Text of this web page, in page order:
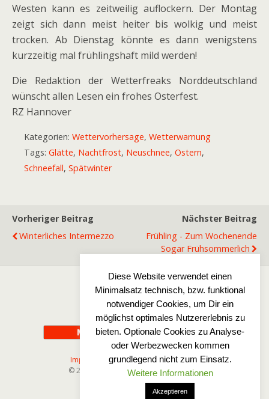
Westen kann es zeitweilig auflockern. Der Montag
zeigt sich dann meist heiter bis wolkig und meist
trocken. Ab Dienstag könnte es dann wenigstens
kurzzeitig mal frühlingshaft mild werden!
Die Redaktion der Wetterfreaks Norddeutschland
wünscht allen Lesen ein frohes Osterfest.
RZ Hannover
Kategorien: Wettervorhersage, Wetterwarnung
Tags: Glätte, Nachtfrost, Neuschnee, Ostern,
Schneefall, Spätwinter
Vorheriger Beitrag
Winterliches Intermezzo
Nächster Beitrag
Frühling - Zum Wochenende
Sogar Frühsommerlich
Zum Seitenanfang
Mobil Desktop
Impressum -Disclaimer- Datenschutz
© 2025 Wetterfreaks-Norddeutschland
Diese Website verwendet einen
Minimalsatz technisch, bzw. funktional
notwendiger Cookies, um Dir ein
möglichst optimales Nutzererlebnis zu
bieten. Optionale Cookies zu Analyse-
oder Werbezwecken kommen
grundlegend nicht zum Einsatz.
Weitere Informationen
Akzeptieren